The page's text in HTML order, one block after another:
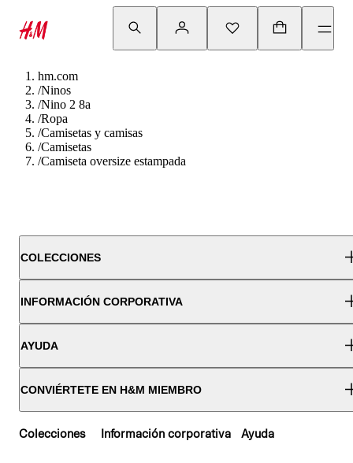
hm.com
/Ninos
/Nino 2 8a
/Ropa
/Camisetas y camisas
/Camisetas
/Camiseta oversize estampada
COLECCIONES
INFORMACIÓN CORPORATIVA
AYUDA
CONVIÉRTETE EN H&M MIEMBRO
Colecciones Información corporativa Ayuda